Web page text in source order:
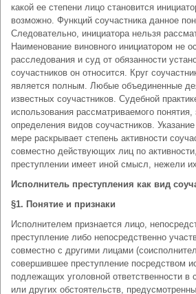
какой ее степени лицо становится
возможно. Функций соучастника данное
Следовательно, инициатора нельзя
Наименование виновного инициатором не
расследования и суд от обязанности
соучастников он относится. Круг
является полным. Любые объединенные
известных соучастников. Судебной
использования рассматриваемого
определения видов соучастников.
мере раскрывает степень активности
совместно действующих лиц по
преступлении имеет иной смысл, нежели
Исполнитель преступления как вид
§1. Понятие и признаки
Исполнителем признается лицо,
преступление либо непосредственно
совместно с другими лицами
совершившее преступление посредством
подлежащих уголовной ответственности в
или других обстоятельств,